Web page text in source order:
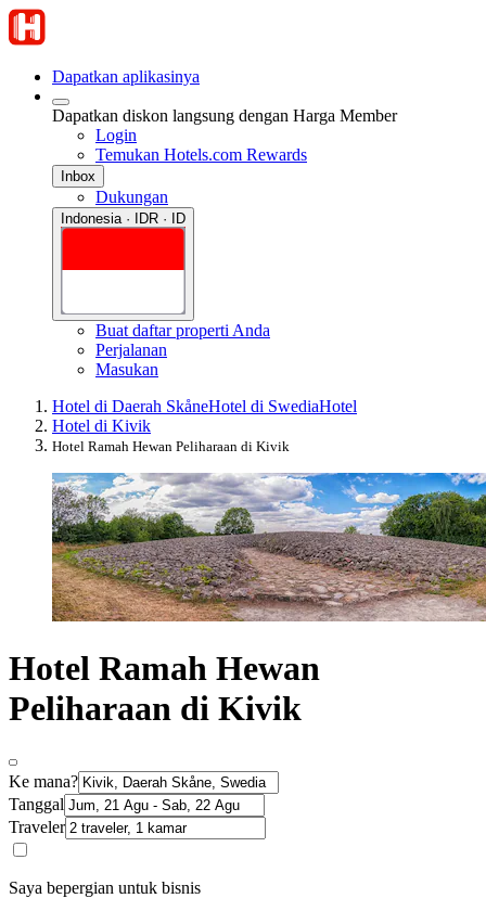
Dapatkan aplikasinya
Dapatkan diskon langsung dengan Harga Member
Login
Temukan Hotels.com Rewards
Inbox
Dukungan
Indonesia · IDR · ID
Buat daftar properti Anda
Perjalanan
Masukan
Hotel di Daerah SkåneHotel di SwediaHotel
Hotel di Kivik
Hotel Ramah Hewan Peliharaan di Kivik
Hotel Ramah Hewan
Peliharaan di Kivik
Ke mana?
Tanggal
Traveler
Saya bepergian untuk bisnis